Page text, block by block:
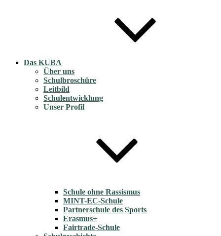
Das KUBA
Über uns
Schulbroschüre
Leitbild
Schulentwicklung
Unser Profil
Schule ohne Rassismus
MINT-EC-Schule
Partnerschule des Sports
Erasmus+
Fairtrade-Schule